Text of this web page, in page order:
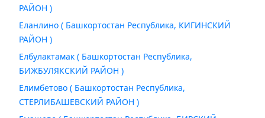
РАЙОН )
Еланлино ( Башкортостан Республика, КИГИНСКИЙ
РАЙОН )
Елбулактамак ( Башкортостан Республика,
БИЖБУЛЯКСКИЙ РАЙОН )
Елимбетово ( Башкортостан Республика,
СТЕРЛИБАШЕВСКИЙ РАЙОН )